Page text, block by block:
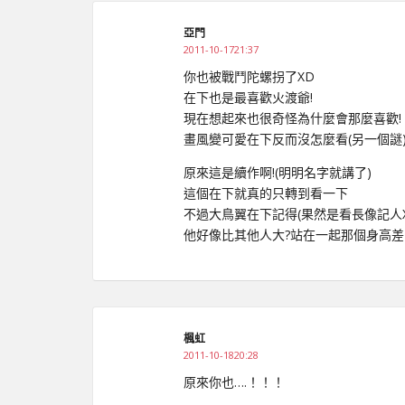
亞門
2011-10-1721:37
你也被戰鬥陀螺拐了XD
在下也是最喜歡火渡爺!
現在想起來也很奇怪為什麼會那麼喜歡!
畫風變可愛在下反而沒怎麼看(另一個
原來這是續作啊!(明明名字就講了)
這個在下就真的只轉到看一下
不過大鳥翼在下記得(果然是看長像記
他好像比其他人大?站在一起那個身高差
楓虹
2011-10-1820:28
原來你也….！！！